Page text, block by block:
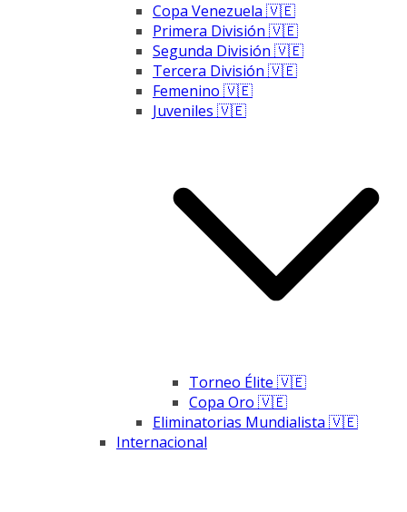
Copa Venezuela 🇻🇪
Primera División 🇻🇪
Segunda División 🇻🇪
Tercera División 🇻🇪
Femenino 🇻🇪
Juveniles 🇻🇪
Torneo Élite 🇻🇪
Copa Oro 🇻🇪
Eliminatorias Mundialista 🇻🇪
Internacional